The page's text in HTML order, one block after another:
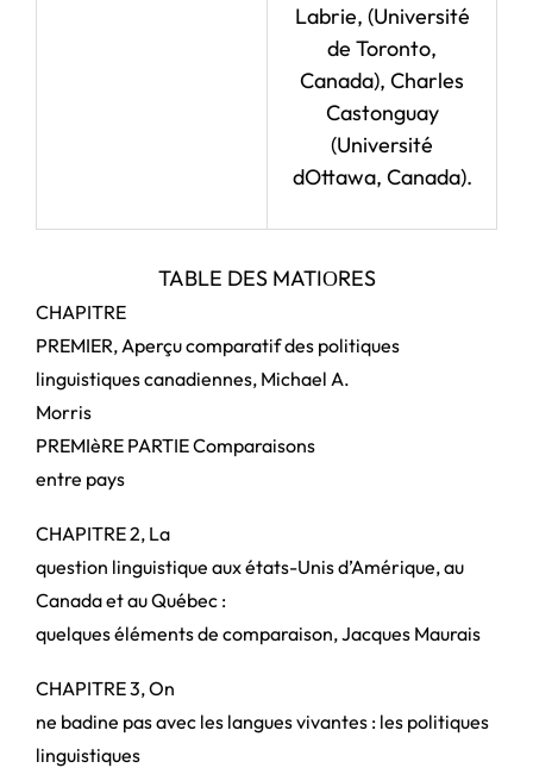
Labrie, (Université
de Toronto,
Canada), Charles
Castonguay
(Université
dOttawa, Canada).
TABLE DES MATIORES
CHAPITRE
PREMIER, Aperçu comparatif des politiques
linguistiques canadiennes, Michael A.
Morris
PREMIèRE PARTIE Comparaisons
entre pays
CHAPITRE 2, La
question linguistique aux états-Unis d’Amérique, au
Canada et au Québec :
quelques éléments de comparaison, Jacques Maurais
CHAPITRE 3, On
ne badine pas avec les langues vivantes : les politiques
linguistiques